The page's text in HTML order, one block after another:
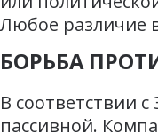
Любое различие
БОРЬБА
В соответствии
пассивной.